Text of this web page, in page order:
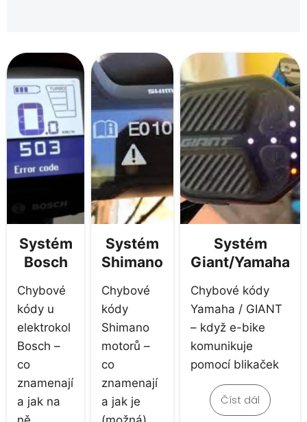
Systém
Bosch
Chybové
kódy u
elektrokol
Bosch –
co
znamenají
a jak na
Systém
Shimano
Chybové
kódy
Shimano
motorů –
co
znamenají
a jak je
Systém
Giant/Yamaha
Chybové kódy
Yamaha / GIANT
– když e-bike
komunikuje
pomocí blikaček
Číst dál